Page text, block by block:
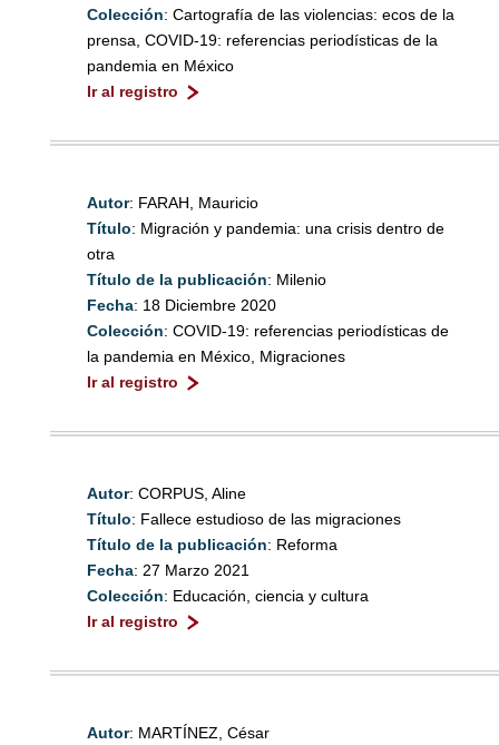
Colección: Cartografía de las violencias: ecos de la
prensa, COVID-19: referencias periodísticas de la
pandemia en México
Ir al registro
Autor: FARAH, Mauricio
Título: Migración y pandemia: una crisis dentro de
otra
Título de la publicación: Milenio
Fecha: 18 Diciembre 2020
Colección: COVID-19: referencias periodísticas de
la pandemia en México, Migraciones
Ir al registro
Autor: CORPUS, Aline
Título: Fallece estudioso de las migraciones
Título de la publicación: Reforma
Fecha: 27 Marzo 2021
Colección: Educación, ciencia y cultura
Ir al registro
Autor: MARTÍNEZ, César